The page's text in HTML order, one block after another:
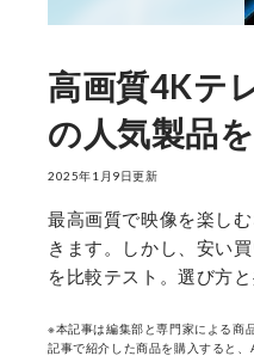
高画質4Kテ
の人気製品
2025年1月9日更新
最高画質で映像を楽し
きます。しかし、安い
を比較テスト。選び方
※本記事は編集部と専門家による商
記事で紹介した商品を購入すると